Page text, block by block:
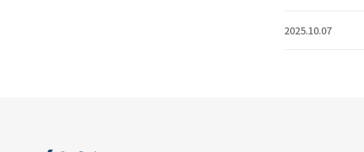
2025.10.07